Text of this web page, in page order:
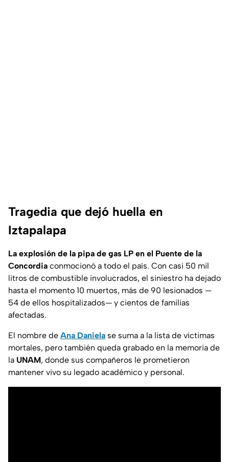
Tragedia que dejó huella en
Iztapalapa
La explosión de la pipa de gas LP en el Puente de la
Concordia conmocionó a todo el país. Con casi 50 mil
litros de combustible involucrados, el siniestro ha dejado
hasta el momento 10 muertos, más de 90 lesionados —
54 de ellos hospitalizados— y cientos de familias
afectadas.
El nombre de Ana Daniela se suma a la lista de víctimas
mortales, pero también queda grabado en la memoria de
la UNAM, donde sus compañeros le prometieron
mantener vivo su legado académico y personal.